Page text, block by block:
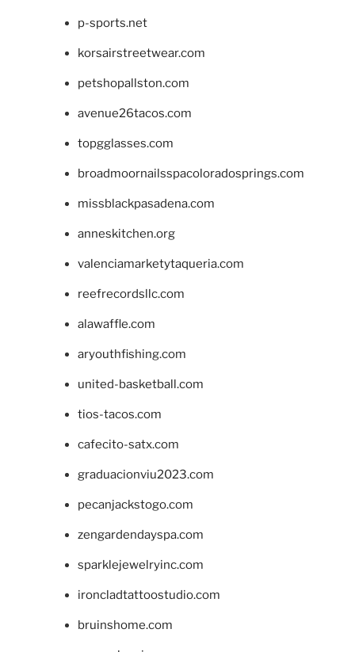
p-sports.net
korsairstreetwear.com
petshopallston.com
avenue26tacos.com
topgglasses.com
broadmoornailsspacoloradosprings.com
missblackpasadena.com
anneskitchen.org
valenciamarketytaqueria.com
reefrecordsllc.com
alawaffle.com
aryouthfishing.com
united-basketball.com
tios-tacos.com
cafecito-satx.com
graduacionviu2023.com
pecanjackstogo.com
zengardendayspa.com
sparklejewelryinc.com
ironcladtattoostudio.com
bruinshome.com